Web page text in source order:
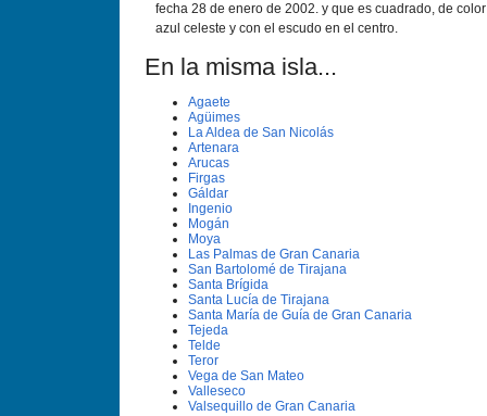
fecha 28 de enero de 2002. y que es cuadrado, de color
azul celeste y con el escudo en el centro.
En la misma isla...
Agaete
Agüimes
La Aldea de San Nicolás
Artenara
Arucas
Firgas
Gáldar
Ingenio
Mogán
Moya
Las Palmas de Gran Canaria
San Bartolomé de Tirajana
Santa Brí­gida
Santa Lucí­a de Tirajana
Santa Marí­a de Guí­a de Gran Canaria
Tejeda
Telde
Teror
Vega de San Mateo
Valleseco
Valsequillo de Gran Canaria